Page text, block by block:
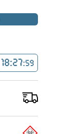
18:27:58